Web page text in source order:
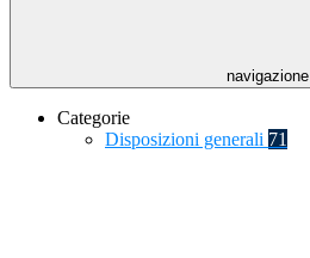
navigazione
Categorie
Disposizioni generali 71